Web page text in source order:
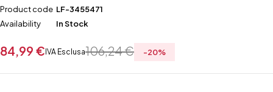
Product code LF-3455471
Availability
In Stock
106,24€
84,99 € IVA Esclusa -20%